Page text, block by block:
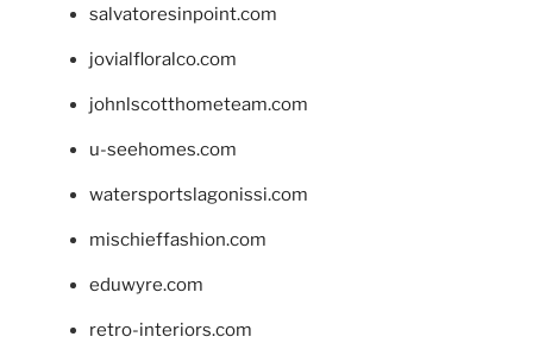
salvatoresinpoint.com
jovialfloralco.com
johnlscotthometeam.com
u-seehomes.com
watersportslagonissi.com
mischieffashion.com
eduwyre.com
retro-interiors.com